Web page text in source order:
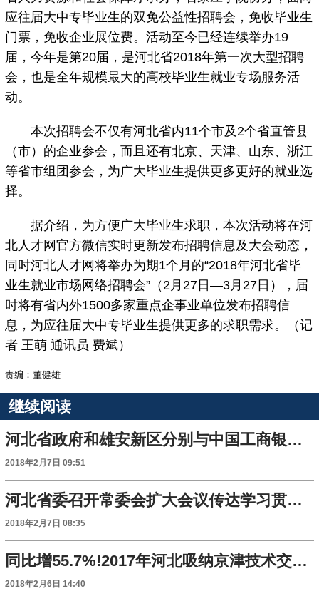
应往届大中专毕业生的双免公益性招聘会，免收毕业生
门票，免收企业展位费。活动至今已经连续举办19
届，今年是第20届，是河北省2018年第一次大型招聘
会，也是全年规模最大的高校毕业生就业专场服务活
动。
本次招聘会不仅有河北省内11个市及2个省直管县
（市）的企业参会，而且还有北京、天津、山东、浙江
等省市组团参会，为广大毕业生提供更多更好的就业选
择。
据介绍，为方便广大毕业生求职，本次活动将在河
北人才网官方微信实时更新发布招聘信息及大会动态，
同时河北人才网将举办为期1个月的“2018年河北省毕
业生就业市场网络招聘会”（2月27日—3月27日），届
时将有省内外1500多家重点企事业单位发布招聘信
息，为应往届大中专毕业生提供更多的求职需求。（记
者 王萌 通讯员 费斌）
责编：董健雄
继续阅读
河北省政府和雄安新区分别与中国工商银行签署战略合作协议
2018年2月7日 09:51
河北省委召开常委会扩大会议传达学习贯彻十九届中央第一轮巡视工作动员部署会精神
2018年2月7日 08:35
同比增55.7%!2017年河北吸纳京津技术交易额164亿
2018年2月6日 14:40